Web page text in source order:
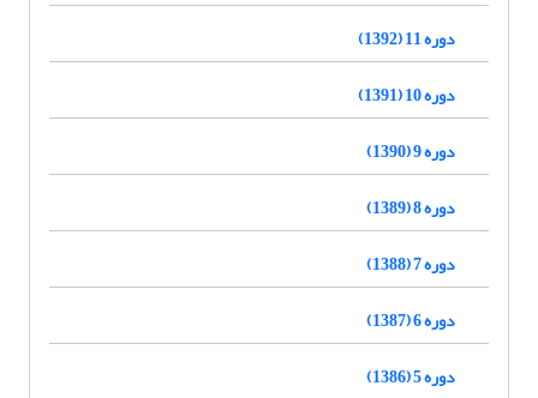
دوره 11 (1392)
دوره 10 (1391)
دوره 9 (1390)
دوره 8 (1389)
دوره 7 (1388)
دوره 6 (1387)
دوره 5 (1386)